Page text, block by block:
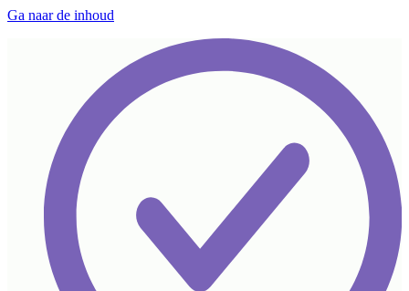
Ga naar de inhoud